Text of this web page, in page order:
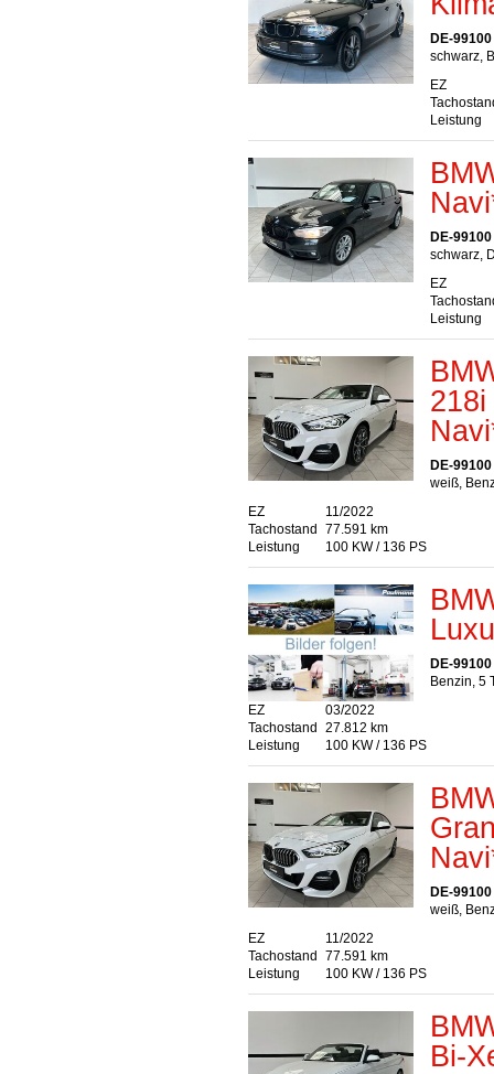
DE-
schwarz,
EZ
Leistung
DE-
schwarz,
EZ
Leistung
DE-
weiß,
EZ
11/2022
Tachostand
77.591 km
Leistung
100 KW / 136 PS
DE-
Benzin, 5
EZ
03/2022
Tachostand
27.812 km
Leistung
100 KW / 136 PS
DE-
weiß,
EZ
11/2022
Tachostand
77.591 km
Leistung
100 KW / 136 PS
Bi-